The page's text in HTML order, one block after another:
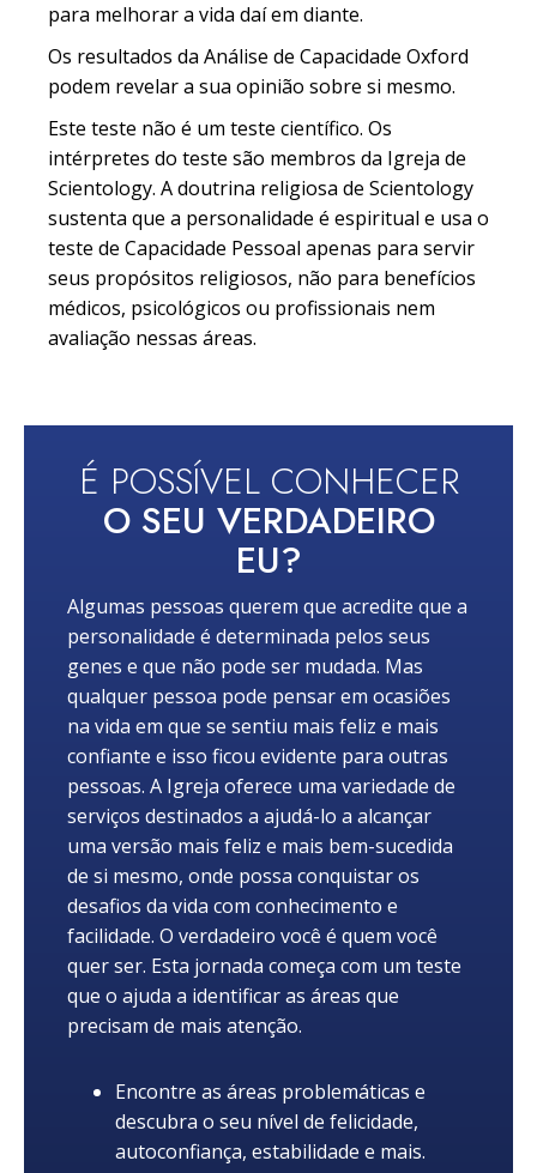
para melhorar a vida daí em diante.
Os resultados da Análise de Capacidade Oxford
podem revelar a sua opinião sobre si mesmo.
Este teste não é um teste científico. Os
intérpretes do teste são membros da Igreja de
Scientology. A doutrina religiosa de Scientology
sustenta que a personalidade é espiritual e usa o
teste de Capacidade Pessoal apenas para servir
seus propósitos religiosos, não para benefícios
médicos, psicológicos ou profissionais nem
avaliação nessas áreas.
É POSSÍVEL CONHECER
O SEU VERDADEIRO
EU?
Algumas pessoas querem que acredite que a
personalidade é determinada pelos seus
genes e que não pode ser mudada. Mas
qualquer pessoa pode pensar em ocasiões
na vida em que se sentiu mais feliz e mais
confiante e isso ficou evidente para outras
pessoas. A Igreja oferece uma variedade de
serviços destinados a ajudá-lo a alcançar
uma versão mais feliz e mais bem-sucedida
de si mesmo, onde possa conquistar os
desafios da vida com conhecimento e
facilidade. O verdadeiro você é quem você
quer ser. Esta jornada começa com um teste
que o ajuda a identificar as áreas que
precisam de mais atenção.
Encontre as áreas problemáticas e
descubra o seu nível de felicidade,
autoconfiança, estabilidade e mais.